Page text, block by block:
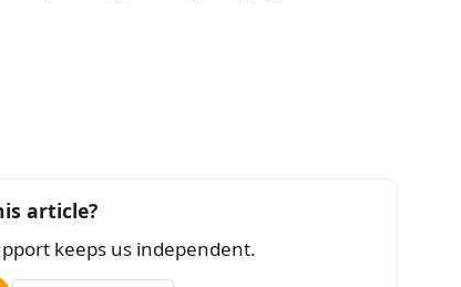
article?
keeps us independent.